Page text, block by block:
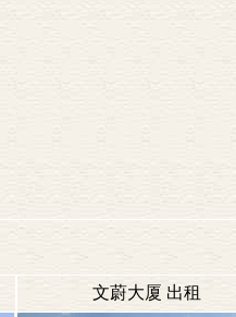
文蔚大厦 出租